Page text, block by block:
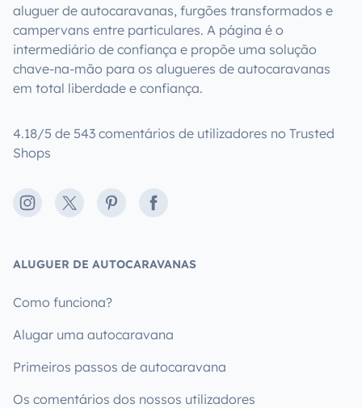
aluguer de autocaravanas, furgões transformados e
campervans entre particulares. A página é o
intermediário de confiança e propõe uma solução
chave-na-mão para os alugueres de autocaravanas
em total liberdade e confiança.
4.18/5 de 543 comentários de utilizadores no Trusted
Shops
Instagram
X PinterestFacebook
ALUGUER DE AUTOCARAVANAS
Como funciona?
Alugar uma autocaravana
Primeiros passos de autocaravana
Os comentários dos nossos utilizadores